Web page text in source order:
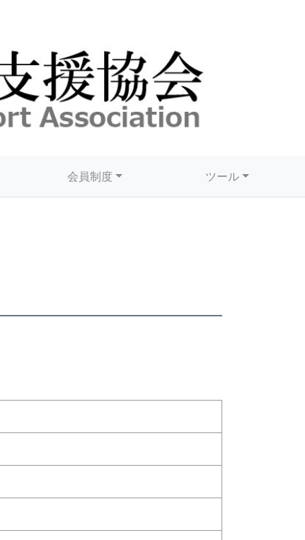
会員制度 ツール